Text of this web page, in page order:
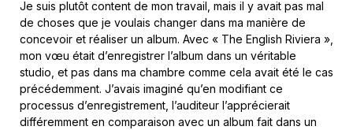
Je suis plutôt content de mon travail, mais il y avait pas mal
de choses que je voulais changer dans ma manière de
concevoir et réaliser un album. Avec « The English Riviera »,
mon vœu était d’enregistrer l’album dans un véritable
studio, et pas dans ma chambre comme cela avait été le cas
précédemment. J’avais imaginé qu’en modifiant ce
processus d’enregistrement, l’auditeur l’apprécierait
différemment en comparaison avec un album fait dans un